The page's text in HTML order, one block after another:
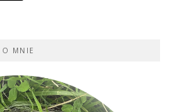
O MNIE